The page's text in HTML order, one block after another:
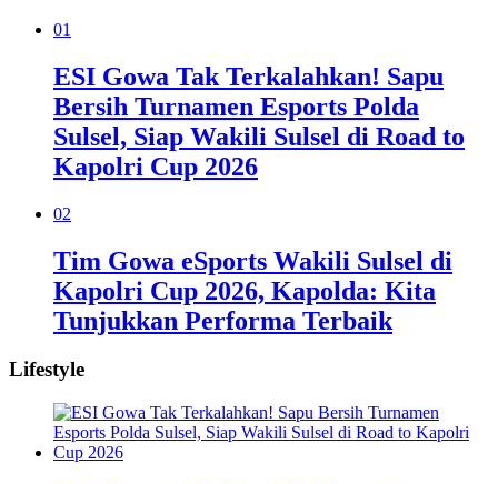
01
ESI Gowa Tak Terkalahkan! Sapu
Bersih Turnamen Esports Polda
Sulsel, Siap Wakili Sulsel di Road to
Kapolri Cup 2026
02
Tim Gowa eSports Wakili Sulsel di
Kapolri Cup 2026, Kapolda: Kita
Tunjukkan Performa Terbaik
Lifestyle